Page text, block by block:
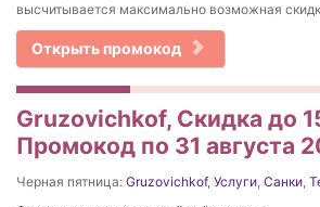
высчитывается максимально возможная
Открыть промокод
Gruzovichkof, Скидка до
Промокод по 31 августа
Черная пятница: Gruzovichkof, Услуги, Санки,